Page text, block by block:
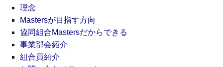
理念
Mastersが目指す方向
協同組合Mastersだからできる
事業部会紹介
組合員紹介